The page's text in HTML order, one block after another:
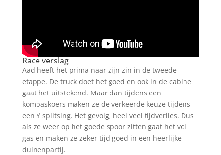
Race verslag
Aad heeft het prima naar zijn zin in de tweede
etappe. De truck doet het goed en ook in de cabine
gaat het uitstekend. Maar dan tijdens een
kompaskoers maken ze de verkeerde keuze tijdens
een Y splitsing. Het gevolg; heel veel tijdverlies. Dus
als ze weer op het goede spoor zitten gaat het vol
gas en maken ze zeker tijd goed in een heerlijke
duinenpartij.